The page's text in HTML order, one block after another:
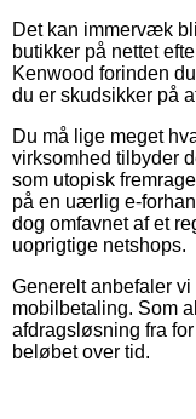
Det kan immervæk
butikker på nettet
Kenwood forinden
du er skudsikker på
Du må lige meget
virksomhed tilbyder
som utopisk
på en uærlig e-
dog omfavnet af et
uoprigtige netshops.
Generelt anbefaler
mobilbetaling. Som
afdragsløsning fra
beløbet over tid.